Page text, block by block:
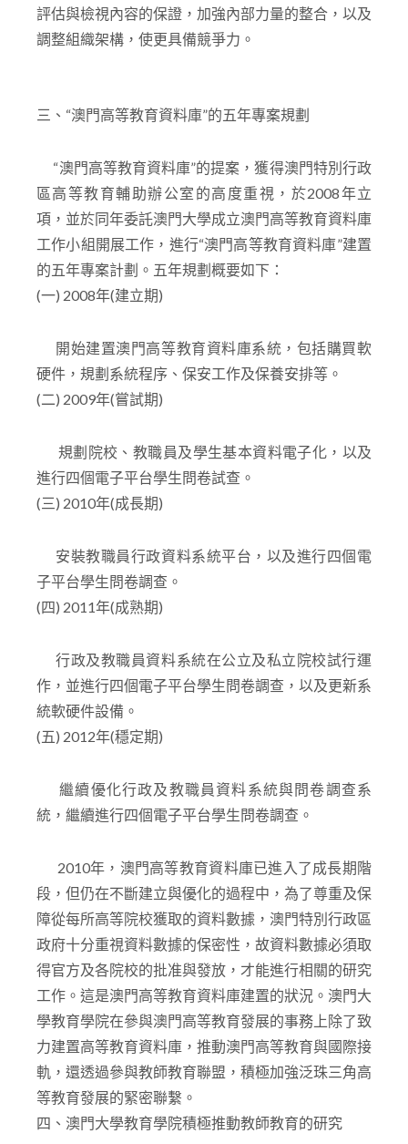
評估與檢視內容的保證，加強內部力量的整合，以及
調整組織架構，使更具備競爭力。
三、“澳門高等教育資料庫”的五年專案規劃
“澳門高等教育資料庫”的提案，獲得澳門特別行政
區高等教育輔助辦公室的高度重視，於2008年立
項，並於同年委託澳門大學成立澳門高等教育資料庫
工作小組開展工作，進行“澳門高等教育資料庫”建置
的五年專案計劃。五年規劃概要如下：
(一) 2008年(建立期)
開始建置澳門高等教育資料庫系統，包括購買軟
硬件，規劃系統程序、保安工作及保養安排等。
(二) 2009年(嘗試期)
規劃院校、教職員及學生基本資料電子化，以及
進行四個電子平台學生問卷試查。
(三) 2010年(成長期)
安裝教職員行政資料系統平台，以及進行四個電
子平台學生問卷調查。
(四) 2011年(成熟期)
行政及教職員資料系統在公立及私立院校試行運
作，並進行四個電子平台學生問卷調查，以及更新系
統軟硬件設備。
(五) 2012年(穩定期)
繼續優化行政及教職員資料系統與問卷調查系
統，繼續進行四個電子平台學生問卷調查。
2010年，澳門高等教育資料庫已進入了成長期階
段，但仍在不斷建立與優化的過程中，為了尊重及保
障從每所高等院校獲取的資料數據，澳門特別行政區
政府十分重視資料數據的保密性，故資料數據必須取
得官方及各院校的批准與發放，才能進行相關的研究
工作。這是澳門高等教育資料庫建置的狀況。澳門大
學教育學院在參與澳門高等教育發展的事務上除了致
力建置高等教育資料庫，推動澳門高等教育與國際接
軌，還透過參與教師教育聯盟，積極加強泛珠三角高
等教育發展的緊密聯繫。
四、澳門大學教育學院積極推動教師教育的研究